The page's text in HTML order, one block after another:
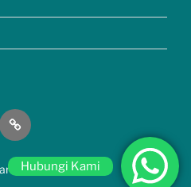
1 Nanggulan
Hubungi Kami